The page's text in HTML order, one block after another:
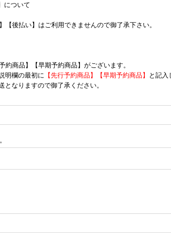
について
後払い】はご利用できませんので御了承下さい。
商品】【早期予約商品】がございます。
明欄の最初に 【先行予約商品】【早期予約商品】
と記入
なりますので御了承ください。